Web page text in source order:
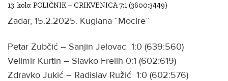
13. kolo: POLIČNIK – CRIKVENICA 7:1 (3600:3449)
Zadar, 15.2.2025. Kuglana “Mocire”
Petar Zubčić – Sanjin Jelovac 1:0 (639:560)
Velimir Kurtin – Slavko Frelih 0:1 (602:619)
Zdravko Jukić – Radislav Ružić 1:0 (602:576)